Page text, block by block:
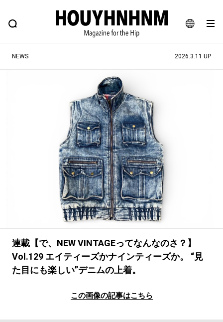
JA
EN
FEATURE BLOG SNAP
ヒップなファッション、カルチャー、ライフスタイルWEBマガジン
#SHOPPING ADDICT #憧れの逸品
#ESSENTIAL DESIGNS #古着サミット
#NEW VINTAGE #マイナーグッド図鑑
#路地裏てぃーん。 #MONTHLY JOURNAL
#GH 銘品の所以 #フイナムのYouTube
#Commune H #FOCUS IT #AH.H
#FASHION #MUSIC #MOVIE
#LIFESTYLE #SNEAKER #OUTDOOR
#SPORTS #HANDSOME HANDBOOK
NEWS 2026.3.11 UP
連載【で、NEW VINTAGEってなんなのさ？】
Vol.129 エイティーズかナインティーズか。 “見
た目にも楽しい”デニムの上着。
この画像の記事はこちら